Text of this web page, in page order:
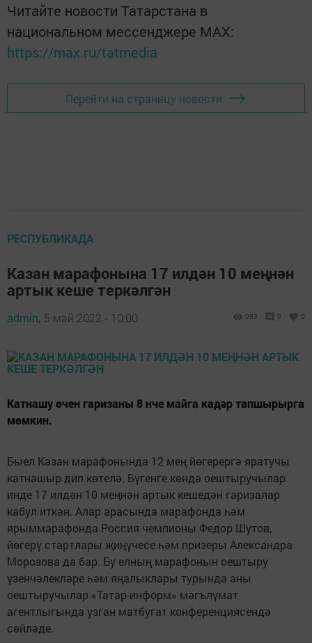
Читайте новости Татарстана в
национальном мессенджере MАХ:
https://max.ru/tatmedia
Перейти на страницу новости
РЕСПУБЛИКАДА
Казан марафонына 17 илдән 10 меңнән
артык кеше теркәлгән
admin, 5 май 2022 - 10:00 993 0 0
Катнашу өчен гаризаны 8 нче майга кадәр тапшырырга
мөмкин.
Быел Казан марафонында 12 мең йөгерергә яратучы
катнашыр дип көтелә. Бүгенге көндә оештыручылар
инде 17 илдән 10 меңнән артык кешедән гаризалар
кабул иткән. Алар арасында марафонда һәм
ярыммарафонда Россия чемпионы Федор Шутов,
йөгерү стартлары җиңүчесе һәм призеры Александра
Морозова да бар. Бу елның марафонын оештыру
үзенчәлекләре һәм яңалыклары турында аны
оештыручылар «Татар-информ» мәгълүмат
агентлыгында узган матбугат конференциясендә
сөйләде.